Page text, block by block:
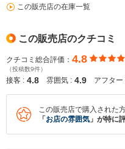
この販売店の在庫一覧
この販売店のクチコミ
クチコミ総合評価： 4.8
（投稿数9件）
接客 : 4.8 雰囲気 : 4.9 アフター
この販売店で購入された
「 お店の雰囲気 」が特に